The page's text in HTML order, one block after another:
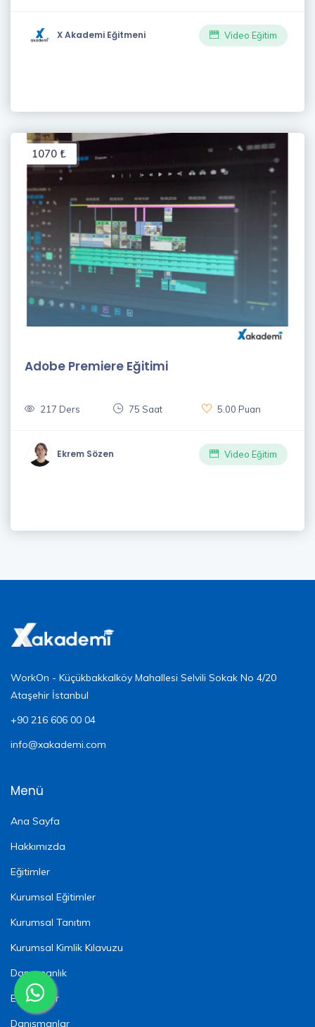
X Akademi Eğitmeni Video Eğitim
1070 ₺
Adobe Premiere Eğitimi
217 Ders 75 Saat 5.00 Puan
Ekrem Sözen Video Eğitim
WorkOn - Küçükbakkalköy Mahallesi Selvili Sokak No 4/20
Ataşehir İstanbul
+90 216 606 00 04
info@xakademi.com
Menü
Ana Sayfa
Hakkımızda
Eğitimler
Kurumsal Eğitimler
Kurumsal Tanıtım
Kurumsal Kimlik Kılavuzu
Danışmanlık
Eğitmenler
Danışmanlar